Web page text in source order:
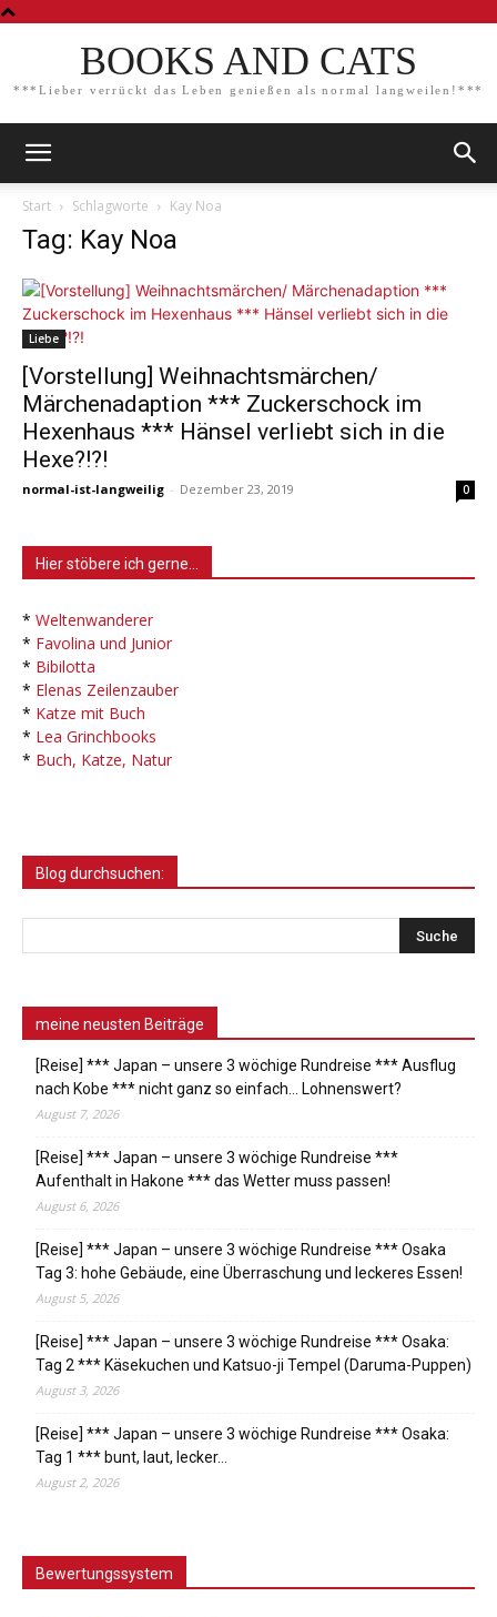
BOOKS AND CATS
***Lieber verrückt das Leben genießen als normal langweilen!***
Start Schlagworte Kay Noa
Tag: Kay Noa
Liebe
[Vorstellung] Weihnachtsmärchen/
Märchenadaption *** Zuckerschock im
Hexenhaus *** Hänsel verliebt sich in die
Hexe?!?!
normal-ist-langweilig - Dezember 23, 2019 0
Hier stöbere ich gerne…
* Weltenwanderer
* Favolina und Junior
* Bibilotta
* Elenas Zeilenzauber
* Katze mit Buch
* Lea Grinchbooks
* Buch, Katze, Natur
Blog durchsuchen:
meine neusten Beiträge
[Reise] *** Japan – unsere 3 wöchige Rundreise *** Ausflug
nach Kobe *** nicht ganz so einfach… Lohnenswert?
August 7, 2026
[Reise] *** Japan – unsere 3 wöchige Rundreise ***
Aufenthalt in Hakone *** das Wetter muss passen!
August 6, 2026
[Reise] *** Japan – unsere 3 wöchige Rundreise *** Osaka
Tag 3: hohe Gebäude, eine Überraschung und leckeres Essen!
August 5, 2026
[Reise] *** Japan – unsere 3 wöchige Rundreise *** Osaka:
Tag 2 *** Käsekuchen und Katsuo-ji Tempel (Daruma-Puppen)
August 3, 2026
[Reise] *** Japan – unsere 3 wöchige Rundreise *** Osaka:
Tag 1 *** bunt, laut, lecker…
August 2, 2026
Bewertungssystem